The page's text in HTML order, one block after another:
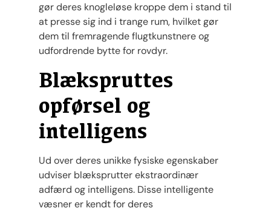
gør deres knogleløse kroppe dem i stand til
at presse sig ind i trange rum, hvilket gør
dem til fremragende flugtkunstnere og
udfordrende bytte for rovdyr.
Blækspruttes
opførsel og
intelligens
Ud over deres unikke fysiske egenskaber
udviser blæksprutter ekstraordinær
adfærd og intelligens. Disse intelligente
væsner er kendt for deres